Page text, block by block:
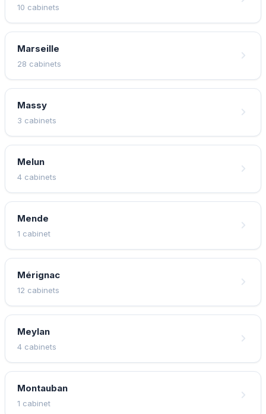
10 cabinets
Marseille
28 cabinets
Massy
3 cabinets
Melun
4 cabinets
Mende
1 cabinet
Mérignac
12 cabinets
Meylan
4 cabinets
Montauban
1 cabinet